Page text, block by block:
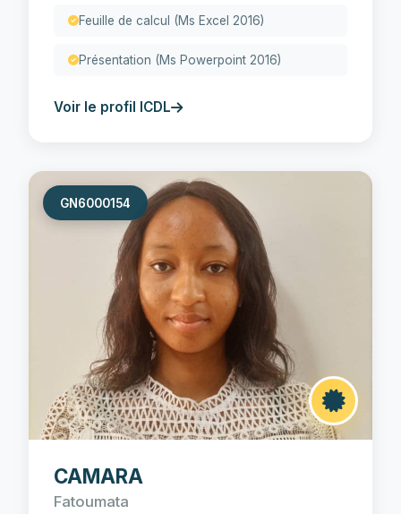
Feuille de calcul (Ms Excel 2016)
Présentation (Ms Powerpoint 2016)
Voir le profil ICDL
GN6000154
CAMARA
Fatoumata